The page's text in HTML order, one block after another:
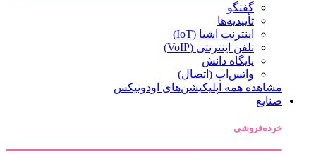
گفتگو
تأییدیه‌ها
اینترنت اشیا (IoT)
تلفن اینترنتی (VoIP)
پایگاه دانش
واتس‌اپ (اتصال)
مشاهده همه اپلیکیشن‌های اودونیکس
صنایع
خرده‌فروشی